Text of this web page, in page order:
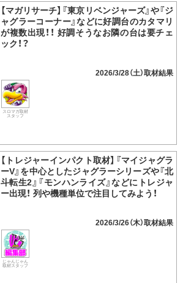
【マガリサーチ】『東京リベンジャーズ』や『ジ
ャグラーコーナー』などに好調台のカタマリ
が複数出現！！ 好調そうなお隣の台は要チェ
ック！？
2026/3/28（土）
スロマガ取材
スタッフ
【トレジャーインパクト取材】『マイジャグラ
ーV』を中心としたジャグラーシリーズや『北
斗転生2』『モンハンライズ』などにトレジャ
ー出現！ 列や機種単位で注目してみよう！
2026/3/26（木）
じゃんじゃん
取材スタッフ